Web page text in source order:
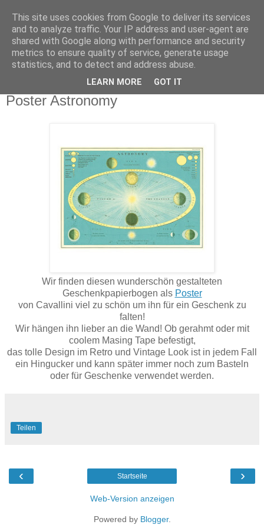
Poster Astronomy
Wir finden diesen wunderschön gestalteten
Geschenkpapierbogen als Poster
von Cavallini viel zu schön um ihn für ein Geschenk zu
falten!
Wir hängen ihn lieber an die Wand! Ob gerahmt oder mit
coolem Masing Tape befestigt,
das tolle Design im Retro und Vintage Look ist in jedem Fall
ein Hingucker und kann später immer noch zum Basteln
oder für Geschenke verwendet werden.
Teilen
‹ ›
Startseite
Web-Version anzeigen
Powered by Blogger.
This site uses cookies from Google to deliver its services
and to analyze traffic. Your IP address and user-agent are
shared with Google along with performance and security
metrics to ensure quality of service, generate usage
statistics, and to detect and address abuse.
LEARN MORE GOT IT